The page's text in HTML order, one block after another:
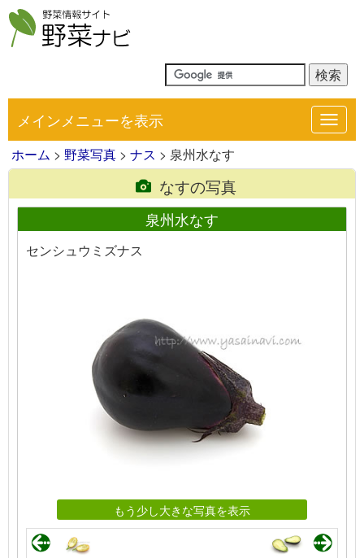
メインメニューを表示
ホーム > 野菜写真 > ナス > 泉州水なす
なすの写真
泉州水なす
センシュウミズナス
もう少し大きな写真を表示